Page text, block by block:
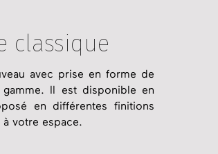
classique
avec prise en forme de
Il est disponible en
en différentes finitions
votre espace.